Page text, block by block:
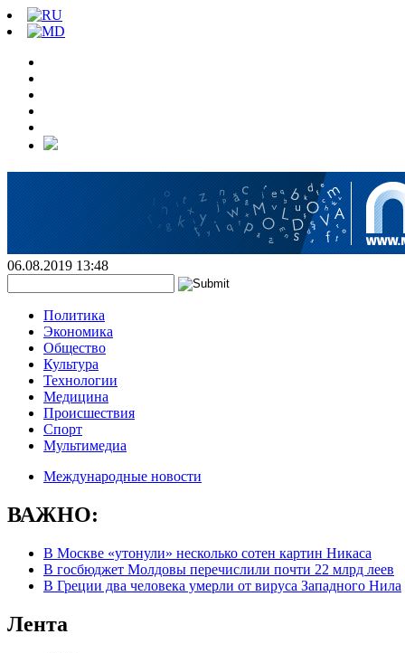
06.08.2019 13:48
Политика
Экономика
Общество
Культура
Технологии
Медицина
Происшествия
Спорт
Мультимедиа
Международные новости
ВАЖНО:
В Москве «утонули» несколько сотен картин Никаса
В госбюджет Молдовы перечислили почти 22 млрд леев
В Греции два человека умерли от вируса Западного Нила
Лента